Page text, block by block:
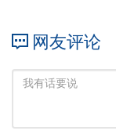
网友评论